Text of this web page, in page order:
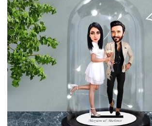
Beni hatırla
Şifremi mi kaybettim?
HİLALİN RENKLİ DÜNYASI (0)
MK FOTO (1)
Kampanyalı Ürünler (13)
Karikatür Anahtarlık (14)
Karikatür Erkek Anahtarlık (14)
Karikatür Biblo (289)
Karikatür Aile Biblo (2)
Karikatür Erkek Biblo (127)
Karikatür Kadın Biblo (71)
Karikatür Sevgili Biblo (89)